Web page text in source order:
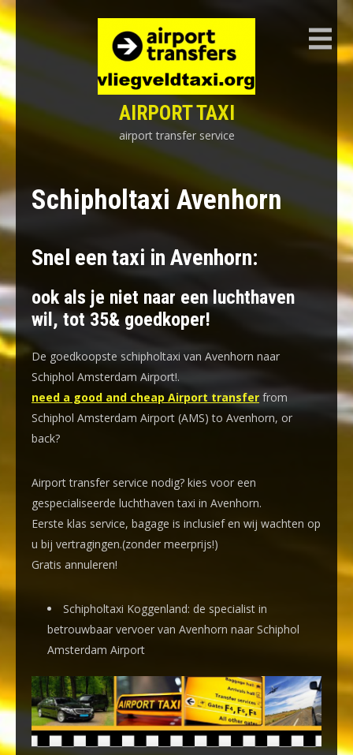
Skip
to
content
AIRPORT TAXI
airport transfer service
Schipholtaxi Avenhorn
Snel een taxi in Avenhorn:
ook als je niet naar een luchthaven
wil, tot 35& goedkoper!
De goedkoopste schipholtaxi van Avenhorn naar
Schiphol Amsterdam Airport!.
need a good and cheap Airport transfer from
Schiphol Amsterdam Airport (AMS) to Avenhorn, or
back?
Airport transfer service nodig? kies voor een
gespecialiseerde luchthaven taxi in Avenhorn.
Eerste klas service, bagage is inclusief en wij wachten op
u bij vertragingen.(zonder meerprijs!)
Gratis annuleren!
Schipholtaxi Koggenland: de specialist in
betrouwbaar vervoer van Avenhorn naar Schiphol
Amsterdam Airport